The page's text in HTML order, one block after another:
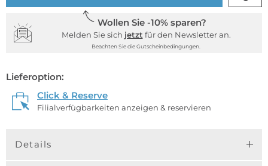
Wollen Sie -10% sparen?
Melden Sie sich jetzt für den Newsletter an.
Beachten Sie die Gutscheinbedingungen.
Lieferoption:
Click & Reserve
Filialverfügbarkeiten anzeigen & reservieren
Details